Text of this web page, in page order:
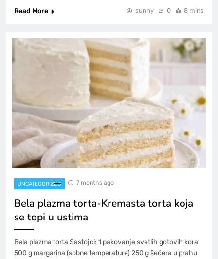
Read More
sunny 0 8 mins
UNCATEGORIZED 7 months ago
Bela plazma torta-Kremasta torta koja
se topi u ustima
Bela plazma torta Sastojci: 1 pakovanje svetlih gotovih kora
500 g margarina (sobne temperature) 250 g šećera u prahu